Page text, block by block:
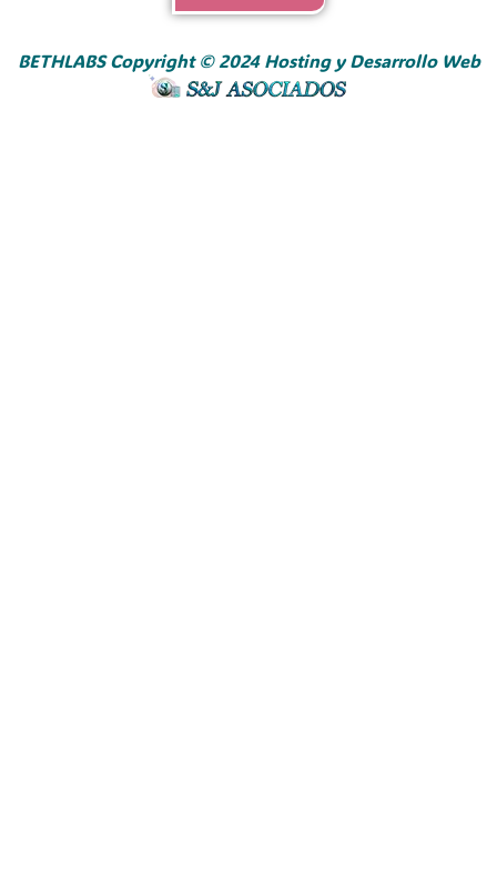
BETHLABS Copyright © 2024 Hosting y Desarrollo Web